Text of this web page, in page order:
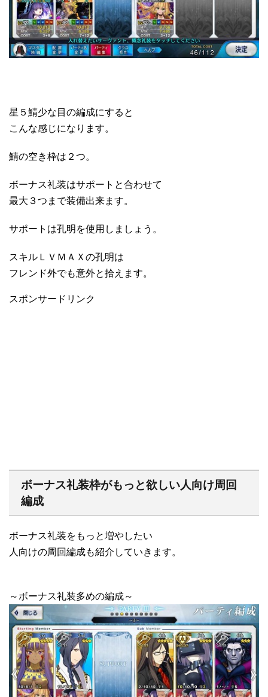
星５鯖少な目の編成にすると
こんな感じになります。
鯖の空き枠は２つ。
ボーナス礼装はサポートと合わせて
最大３つまで装備出来ます。
サポートは孔明を使用しましょう。
スキルＬＶＭＡＸの孔明は
フレンド外でも意外と拾えます。
スポンサードリンク
ボーナス礼装枠がもっと欲しい人向け周回
編成
ボーナス礼装をもっと増やしたい
人向けの周回編成も紹介していきます。
～ボーナス礼装多めの編成～